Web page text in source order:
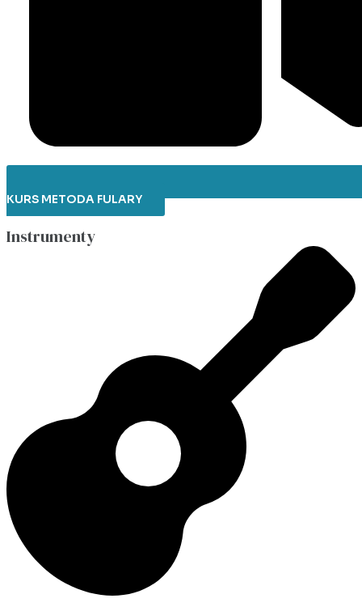
KURS METODA FULARY
Instrumenty